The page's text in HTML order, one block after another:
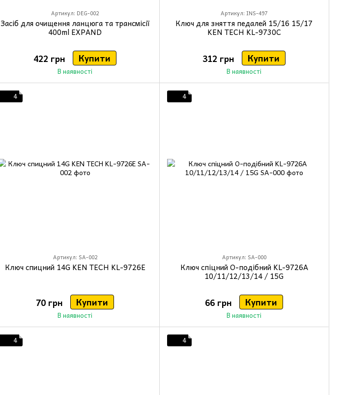
Артикул: DEG-002
Засіб для очищення ланцюга та трансмісії
400ml EXPAND
422 грн Купити
В наявності
Артикул: INS-497
Ключ для зняття педалей 15/16 15/17
KEN TECH KL-9730С
312 грн Купити
В наявності
4
Артикул: SA-002
Ключ спицний 14G KEN TECH KL-9726E
70 грн Купити
В наявності
4
Артикул: SA-000
Ключ спіцний О-подібний KL-9726A
10/11/12/13/14 / 15G
66 грн Купити
В наявності
4 4